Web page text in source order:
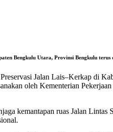
Bengkulu Utara, Provinsi Bengkulu
Jalan Lais–Kerkap di
oleh Kementerian
kemantapan ruas Jalan